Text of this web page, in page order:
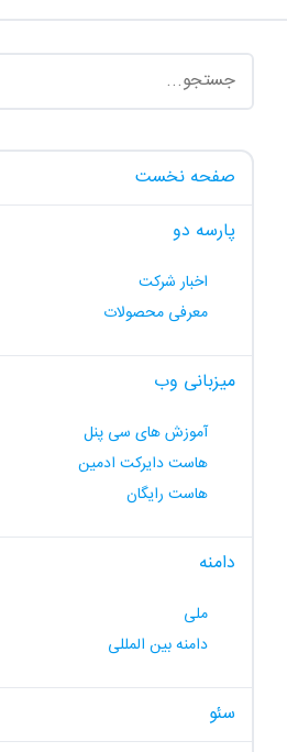
صفحه نخست
پارسه دو
اخبار شرکت
معرفی محصولات
میزبانی وب
آموزش های سی پنل
هاست دایرکت ادمین
هاست رایگان
دامنه
ملی
دامنه بین المللی
سئو